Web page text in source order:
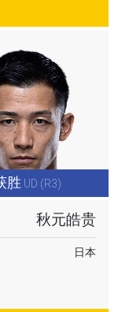
胜 UD (R3)
秋元皓贵
日本
您同意我们
。